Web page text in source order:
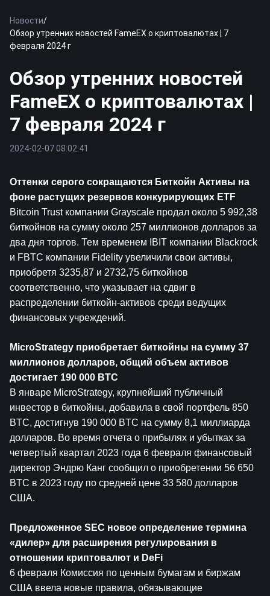
Новости/
Обзор утренних новостей FameEX о криптовалютах | 7
февраля 2024 г
Обзор утренних новостей
FameEX о криптовалютах |
7 февраля 2024 г
2024-02-07 08:02:41
Оттенки серого сокращаются Биткойн Активы на
фоне растущих резервов конкурирующих ETF
Bitcoin Trust компании Grayscale продал около 5 992,38
биткойнов на сумму около 257 миллионов долларов за
два дня торгов. Тем временем IBIT компании Blackrock
и FBTC компании Fidelity увеличили свои активы,
приобретя 3235,87 и 2732,75 биткойнов
соответственно, что указывает на сдвиг в
распределении биткойн-активов среди ведущих
финансовых учреждений.
MicroStrategy приобретает биткойны на сумму 37
миллионов долларов, общий объем активов
достигает 190 000 BTC
В январе MicroStrategy, крупнейший публичный
инвестор в биткойны, добавила в свой портфель 850
BTC, достигнув 190 000 BTC на сумму 8,1 миллиарда
долларов. Во время отчета о прибылях и убытках за
четвертый квартал 2023 года 6 февраля финансовый
директор Эндрю Канг сообщил о приобретении 56 650
BTC в 2023 году по средней цене 33 580 долларов
США.
Предложенное SEC новое определение термина
«дилер» для расширения регулирования в
отношении криптовалют и DeFi
6 февраля Комиссия по ценным бумагам и биржам
США ввела новые правила, обязывающие